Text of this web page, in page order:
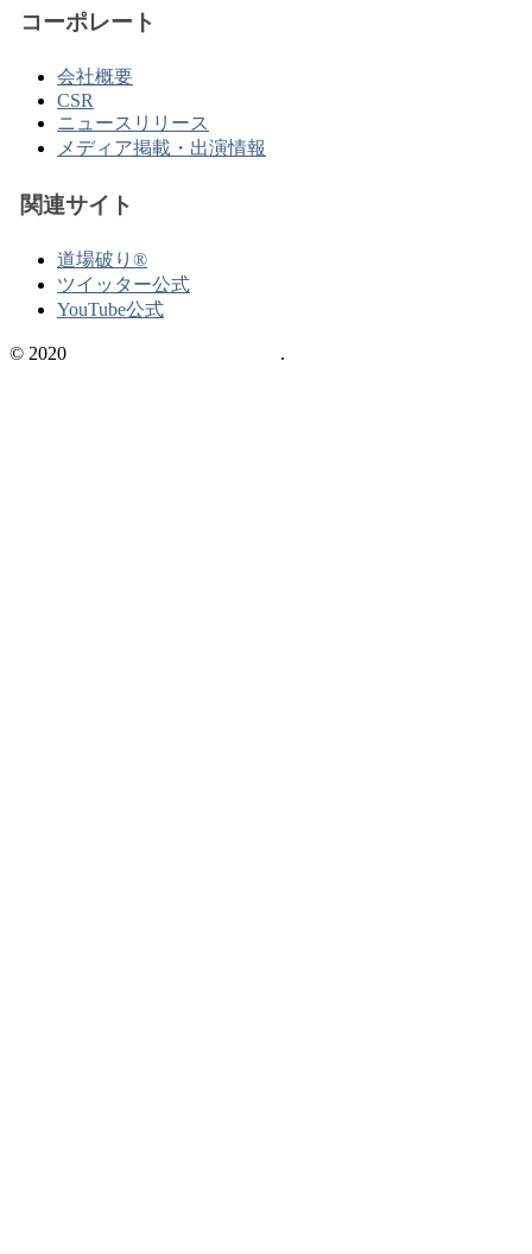
コーポレート
会社概要
CSR
ニュースリリース
メディア掲載・出演情報
関連サイト
道場破り®
ツイッター公式
YouTube公式
© 2020 .